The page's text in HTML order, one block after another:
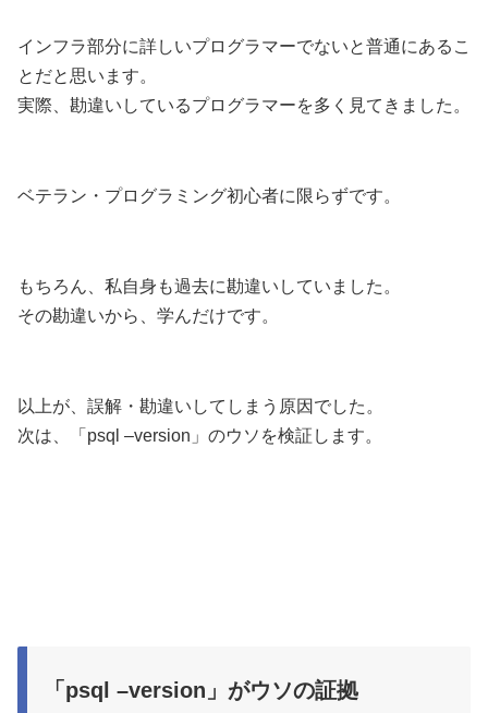
インフラ部分に詳しいプログラマーでないと普通にあるこ
とだと思います。
実際、勘違いしているプログラマーを多く見てきました。
ベテラン・プログラミング初心者に限らずです。
もちろん、私自身も過去に勘違いしていました。
その勘違いから、学んだけです。
以上が、誤解・勘違いしてしまう原因でした。
次は、「psql –version」のウソを検証します。
「psql –version」がウソの証拠